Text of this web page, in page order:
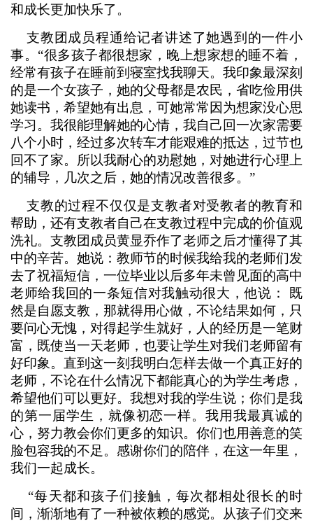
和成长更加快乐了。
支教团成员程通给记者讲述了她遇到的一件小
事。“很多孩子都很想家，晚上想家想的睡不着，
经常有孩子在睡前到寝室找我聊天。我印象最深刻
的是一个女孩子，她的父母都是农民，省吃俭用供
她读书，希望她有出息，可她常常因为想家没心思
学习。我很能理解她的心情，我自己回一次家需要
八个小时，经过多次转车才能艰难的抵达，过节也
回不了家。所以我耐心的劝慰她，对她进行心理上
的辅导，几次之后，她的情况改善很多。”
支教的过程不仅仅是支教者对受教者的教育和
帮助，还有支教者自己在支教过程中完成的价值观
洗礼。支教团成员黄显乔作了老师之后才懂得了其
中的辛苦。她说：教师节的时候我给我的老师们发
去了祝福短信，一位毕业以后多年未曾见面的高中
老师给我回的一条短信对我触动很大，他说： 既
然是自愿支教，那就得用心做，不论结果如何，只
要问心无愧，对得起学生就好，人的经历是一笔财
富，既使当一天老师，也要让学生对我们老师留有
好印象。直到这一刻我明白怎样去做一个真正好的
老师，不论在什么情况下都能真心的为学生考虑，
希望他们可以更好。我想对我的学生说；你们是我
的第一届学生，就像初恋一样。我用我最真诚的
心，努力教会你们更多的知识。你们也用善意的笑
脸包容我的不足。感谢你们的陪伴，在这一年里，
我们一起成长。
“每天都和孩子们接触，每次都相处很长的时
间，渐渐地有了一种被依赖的感觉。从孩子们交来